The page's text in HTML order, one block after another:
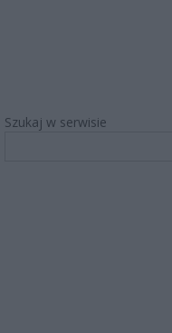
Szukaj w serwisie